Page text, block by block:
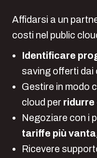
Affidarsi a un
costi nel public
Identificare
saving offerti dai
Gestire in modo
cloud per
Negoziare con i
tariffe più
Ricevere